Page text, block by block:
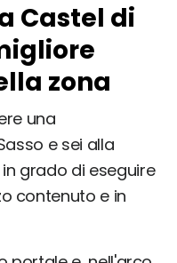
Castel di
zona
una
e sei alla
in grado di eseguire
contenuto e in